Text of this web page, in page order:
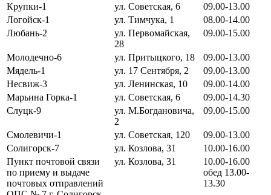
Крупки-1
ул. Советская, 6
09.00-13.00
Логойск-1
ул. Тимчука, 1
08.00-14.00
Любань-2
ул. Первомайская,
28
09.00-15.00
Молодечно-6 ул. Притыцкого, 18
09.00-13.00
Мядель-1
ул. 17 Сентября, 2
09.00-13.00
Несвиж-3
ул. Ленинская, 10
09.00-14.00
Марьина Горка-1
ул. Советская, 6
09.00-14.30
Слуцк-9
ул. М.Богдановича,
2
09.00-15.00
Смолевичи-1 ул. Советская, 120
09.00-13.00
Солигорск-7
ул. Козлова, 31
10.00-16.00
Пункт почтовой связи
по приему и выдаче
почтовых отправлений
ул. Козлова, 31
10.00-16.00
обед 13.00-
13.30